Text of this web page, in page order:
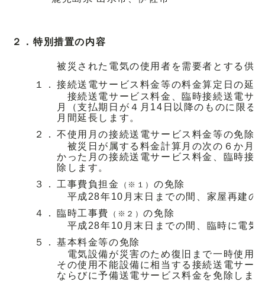
２． 特別措置の内容
被災された電気の使用者を需要者とする供
１．
接続送電サービス料金等の料金算定日の延長
接続送電サービス料金、臨時接続送電サ
月（支払期日が４月14日以降のものに限る
月間延長します。
２．
不使用月の接続送電サービス料金等の免除
被災日が属する料金計算月の次の６か月
かった月の接続送電サービス料金、臨時接
除します。
３．
工事費負担金 （※１）の免除
平成28年10月末日までの間、家屋再建の
４．
臨時工事費 （※２）の免除
平成28年10月末日までの間、臨時に電気
５．
基本料金等の免除
電気設備が災害のため復旧まで一時使用
その使用不能設備に相当する接続送電サー
ならびに予備送電サービス料金を免除しま